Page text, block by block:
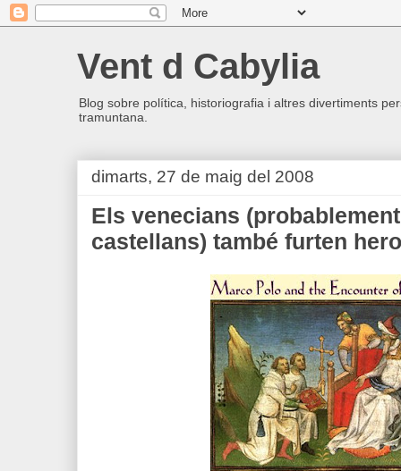
Vent d Cabylia
Blog sobre política, historiografia i altres divertiments
tramuntana.
dimarts, 27 de maig del 2008
Els venecians
castellans) també furten